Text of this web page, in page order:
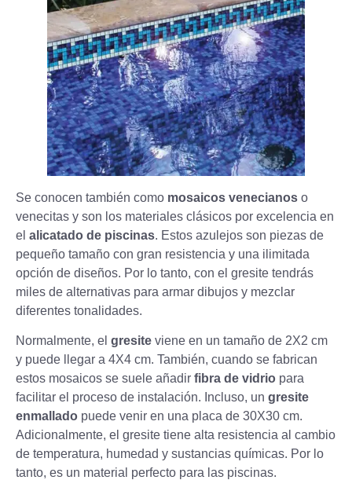
Se conocen también como mosaicos venecianos o
venecitas y son los materiales clásicos por excelencia en
el alicatado de piscinas. Estos azulejos son piezas de
pequeño tamaño con gran resistencia y una ilimitada
opción de diseños. Por lo tanto, con el gresite tendrás
miles de alternativas para armar dibujos y mezclar
diferentes tonalidades.
Normalmente, el gresite viene en un tamaño de 2X2 cm
y puede llegar a 4X4 cm. También, cuando se fabrican
estos mosaicos se suele añadir fibra de vidrio para
facilitar el proceso de instalación. Incluso, un gresite
enmallado puede venir en una placa de 30X30 cm.
Adicionalmente, el gresite tiene alta resistencia al cambio
de temperatura, humedad y sustancias químicas. Por lo
tanto, es un material perfecto para las piscinas.